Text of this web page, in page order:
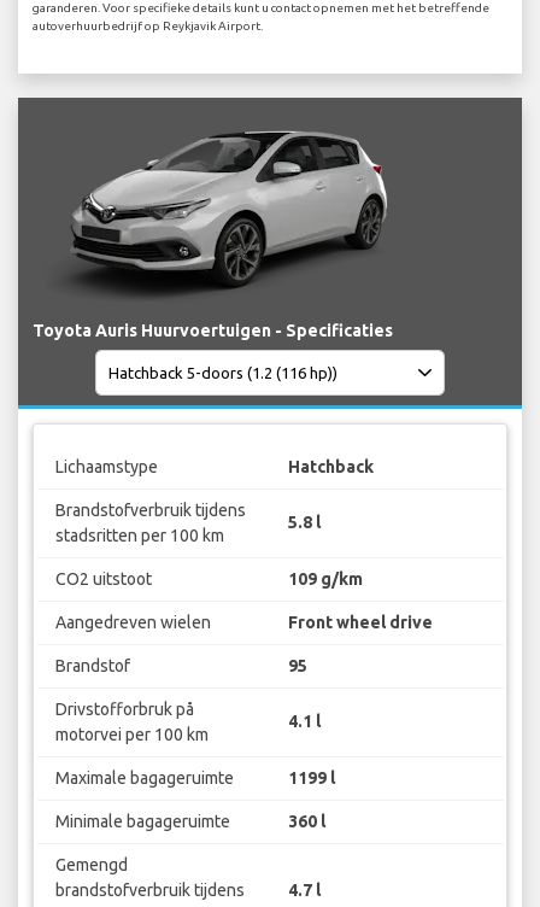
garanderen. Voor specifieke details kunt u contact opnemen met het betreffende
autoverhuurbedrijf op Reykjavik Airport.
Toyota Auris Huurvoertuigen - Specificaties
Lichaamstype Hatchback
Brandstofverbruik tijdens
stadsritten per 100 km
5.8 l
CO2 uitstoot 109 g/km
Aangedreven wielen Front wheel drive
Brandstof 95
Drivstofforbruk på
motorvei per 100 km
4.1 l
Maximale bagageruimte 1199 l
Minimale bagageruimte 360 l
Gemengd
brandstofverbruik tijdens
4.7 l